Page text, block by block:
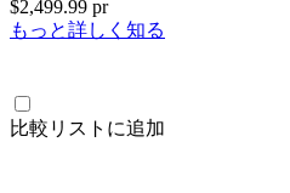
$2,499.99 pr
もっと詳しく知る
比較リストに追加